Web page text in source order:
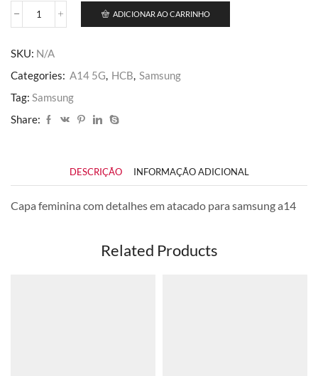
A14
ADICIONAR AO CARRINHO
SKU: N/A
Categories: A14 5G, HCB, Samsung
Tag: Samsung
Share:
DESCRIÇÃO INFORMAÇÃO ADICIONAL
Capa feminina com detalhes em atacado para samsung a14
Related Products